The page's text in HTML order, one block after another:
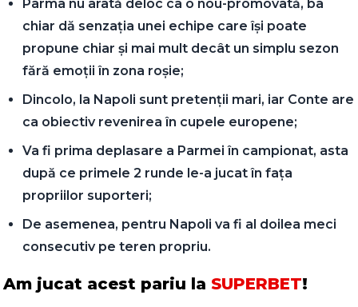
Parma nu arată deloc ca o nou-promovată, ba
chiar dă senzația unei echipe care își poate
propune chiar și mai mult decât un simplu sezon
fără emoții în zona roșie;
Dincolo, la Napoli sunt pretenții mari, iar Conte are
ca obiectiv revenirea în cupele europene;
Va fi prima deplasare a Parmei în campionat, asta
după ce primele 2 runde le-a jucat în fața
propriilor suporteri;
De asemenea, pentru Napoli va fi al doilea meci
consecutiv pe teren propriu.
Am jucat acest pariu la SUPERBET!